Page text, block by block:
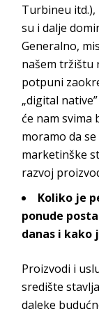
Turbineu
su i dalje
Generalno,
našem tržištu
potpuni
„digital
će namsvima
moramo da
marketinške
razvoj
Koliko je
ponude
danas i
Proizvodi i
središte
daleke